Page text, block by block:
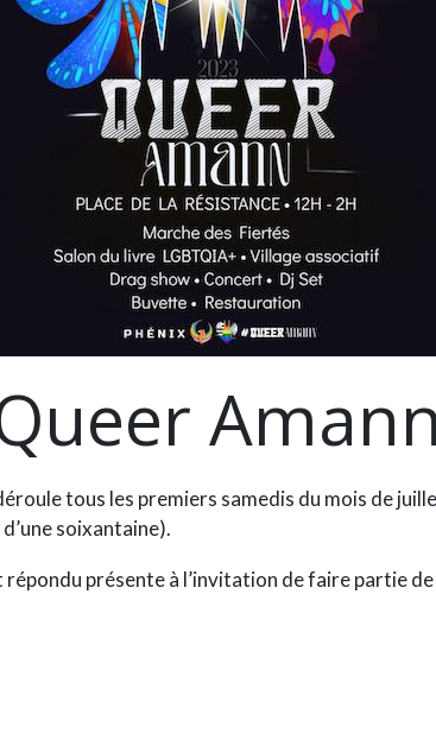
Amann
tous les premiers samedis du mois de
soixantaine).
répondu présente à l’invitation de faire partie